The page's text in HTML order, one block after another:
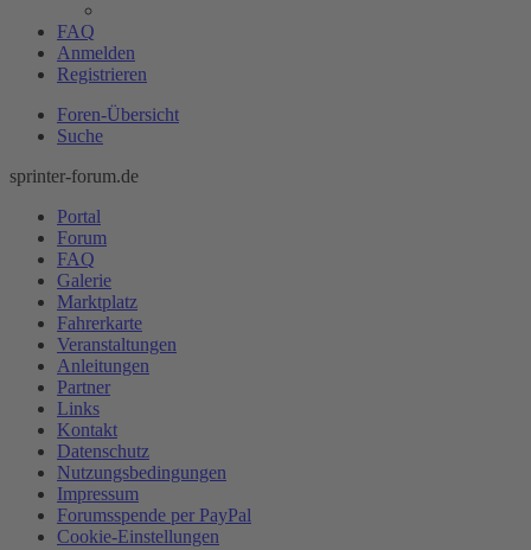
FAQ
Anmelden
Registrieren
Foren-Übersicht
Suche
sprinter-forum.de
Portal
Forum
FAQ
Galerie
Marktplatz
Fahrerkarte
Veranstaltungen
Anleitungen
Partner
Links
Kontakt
Datenschutz
Nutzungsbedingungen
Impressum
Forumsspende per PayPal
Cookie-Einstellungen